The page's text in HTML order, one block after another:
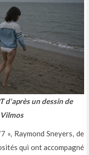
d'après un dessin de
», Raymond Sneyers, de
qui ont accompagné